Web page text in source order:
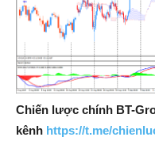
Chiến lược chính BT-
kênh https://t.me/